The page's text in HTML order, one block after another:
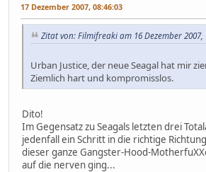
17 Dezember 2007, 08:46:03
Zitat von: Filmifreaki am 16 Dezember 2007,
Urban Justice, der neue Seagal hat mir
Ziemlich hart und kompromisslos.
Dito!
Im Gegensatz zu Seagals letzten drei
jedenfall ein Schritt in die richtige
dieser ganze Gangster-Hood-
auf die nerven ging...